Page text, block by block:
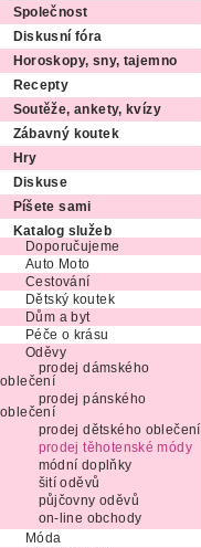
Společnost
Diskusní fóra
Horoskopy, sny, tajemno
Recepty
Soutěže, ankety, kvízy
Zábavný koutek
Hry
Diskuse
Píšete sami
Katalog služeb
Doporučujeme
Auto Moto
Cestování
Dětský koutek
Dům a byt
Péče o krásu
Oděvy
prodej dámského
oblečení
prodej pánského
oblečení
prodej dětského oblečení
prodej těhotenské módy
módní doplňky
šití oděvů
půjčovny oděvů
on-line obchody
Móda